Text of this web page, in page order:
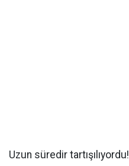
Uzun süredir tartışılıyordu!